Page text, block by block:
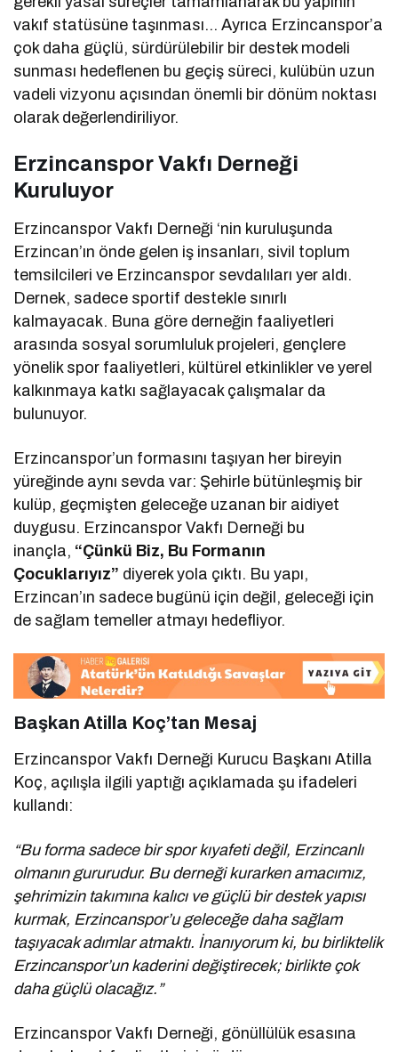
vakıf statüsüne taşınması… Ayrıca Erzincanspor’a
çok daha güçlü, sürdürülebilir bir destek modeli
sunması hedeflenen bu geçiş süreci, kulübün uzun
vadeli vizyonu açısından önemli bir dönüm noktası
olarak değerlendiriliyor.
Erzincanspor Vakfı Derneği
Kuruluyor
Erzincanspor Vakfı Derneği ‘nin kuruluşunda
Erzincan’ın önde gelen iş insanları, sivil toplum
temsilcileri ve Erzincanspor sevdalıları yer aldı.
Dernek, sadece sportif destekle sınırlı
kalmayacak. Buna göre derneğin faaliyetleri
arasında sosyal sorumluluk projeleri, gençlere
yönelik spor faaliyetleri, kültürel etkinlikler ve yerel
kalkınmaya katkı sağlayacak çalışmalar da
bulunuyor.
Erzincanspor’un formasını taşıyan her bireyin
yüreğinde aynı sevda var: Şehirle bütünleşmiş bir
kulüp, geçmişten geleceğe uzanan bir aidiyet
duygusu. Erzincanspor Vakfı Derneği bu
inançla, “Çünkü Biz, Bu Formanın
Çocuklarıyız” diyerek yola çıktı. Bu yapı,
Erzincan’ın sadece bugünü için değil, geleceği için
de sağlam temeller atmayı hedefliyor.
Başkan Atilla Koç’tan Mesaj
Erzincanspor Vakfı Derneği Kurucu Başkanı Atilla
Koç, açılışla ilgili yaptığı açıklamada şu ifadeleri
kullandı:
“Bu forma sadece bir spor kıyafeti değil, Erzincanlı
olmanın gururudur. Bu derneği kurarken amacımız,
şehrimizin takımına kalıcı ve güçlü bir destek yapısı
kurmak, Erzincanspor’u geleceğe daha sağlam
taşıyacak adımlar atmaktı. İnanıyorum ki, bu birliktelik
Erzincanspor’un kaderini değiştirecek; birlikte çok
daha güçlü olacağız.”
Erzincanspor Vakfı Derneği, gönüllülük esasına